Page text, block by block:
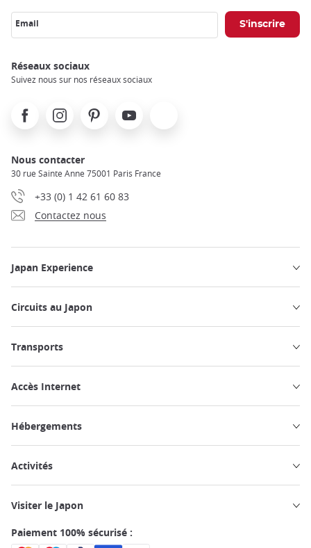
Email
Réseaux sociaux
Suivez nous sur nos réseaux sociaux
FacebookInstagramPinterest Youtube
Nous contacter
30 rue Sainte Anne 75001 Paris France
+33 (0) 1 42 61 60 83
Contactez nous
Japan Experience
Circuits au Japon
Transports
Accès Internet
Hébergements
Activités
Visiter le Japon
Paiement 100% sécurisé :